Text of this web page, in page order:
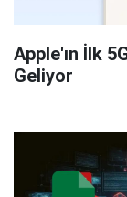
Apple'ın İlk
Geliyor